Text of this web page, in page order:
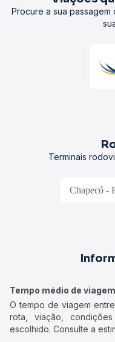
Procure a sua
Terminais
Chapecó -
Tempo médio de viagem
O tempo de viagem
rota, viação,
escolhido. Consulte a